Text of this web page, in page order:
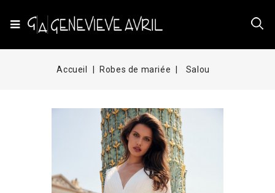
Accueil Robes de mariée Salou